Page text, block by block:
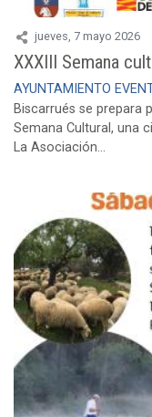
jueves, 7 mayo 2026
XXXIII Semana
AYUNTAMIENTO
Biscarrués se prepara
Semana Cultural, una
La Asociación...